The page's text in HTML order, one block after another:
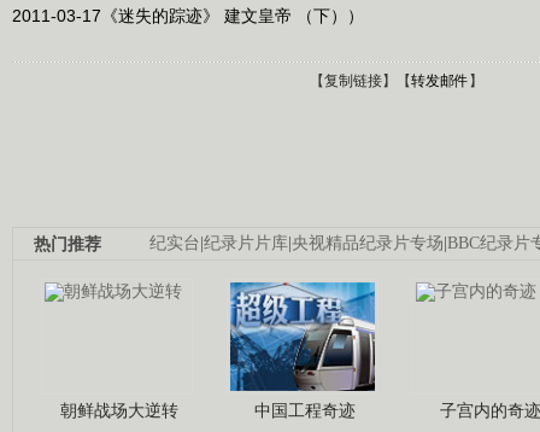
2011-03-17《迷失的踪迹》 建文皇帝 （下））
【复制链接】【转发邮件】
纪实台|纪录片片库|央视精品纪录片专场|BBC纪录片
热门推荐
朝鲜战场大逆转 中国工程奇迹 子宫内的奇迹